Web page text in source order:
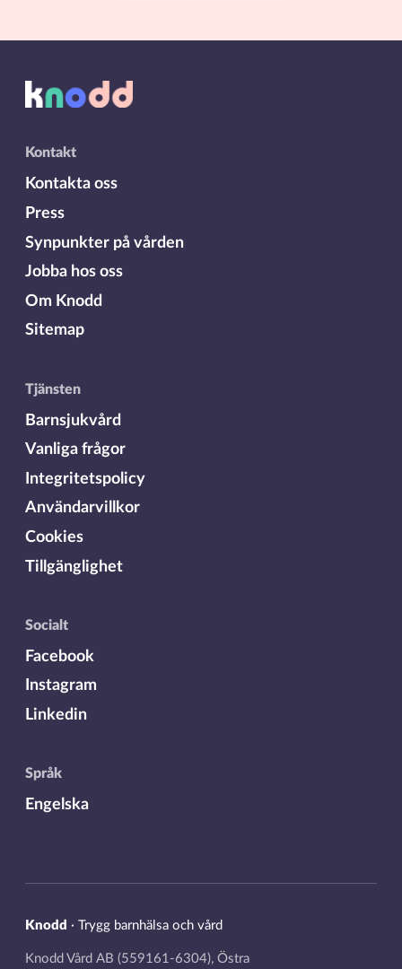
Kontakt
Kontakta oss
Press
Synpunkter på vården
Jobba hos oss
Om Knodd
Sitemap
Tjänsten
Barnsjukvård
Vanliga frågor
Integritetspolicy
Användarvillkor
Cookies
Tillgänglighet
Socialt
Facebook
Instagram
Linkedin
Språk
Engelska
Knodd · Trygg barnhälsa och vård
Knodd Vård AB (559161-6304), Östra